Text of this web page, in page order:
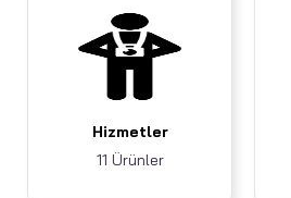
Hizmetler
11 Ürünler